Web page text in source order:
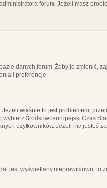
forum. Jeżeli masz
danych forum. Żeby je zmienić,
i preferencje.
właśnie to jest problemem,
Środkowoeuropejski Czas
użytkowników. Jeżeli nie jesteś
jest wyświetlany nieprawidłowo, to